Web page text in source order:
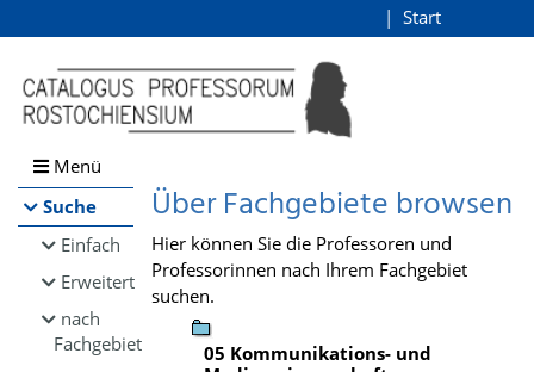
Browsen
direkt zum Inhalt
Start
Menü
Suche
Einfach
Erweitert
nach
Fachgebiet
Über Fachgebiete browsen
Hier können Sie die Professoren und
Professorinnen nach Ihrem Fachgebiet
suchen.
05 Kommunikations- und